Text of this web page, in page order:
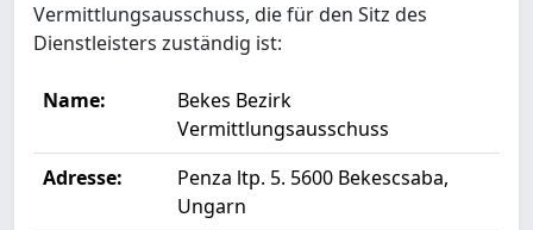
Vermittlungsausschuss, die für den Sitz des
Dienstleisters zuständig ist:
Name:
Bekes Bezirk
Vermittlungsausschuss
Adresse:
Penza ltp. 5. 5600 Bekescsaba,
Ungarn